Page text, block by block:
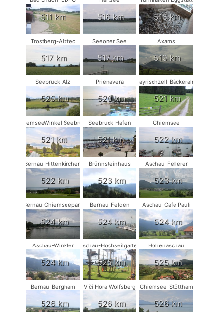
511 km 516 km 516 km
Trostberg-Alztec
517 km
Seeoner See
517 km
Axams
519 km
Seebruck-Alz
520 km
Prienavera
520 km
Bayrischzell-Bäckeralm
521 km
ChiemseeWinkel Seebruck
521 km
Seebruck-Hafen
521 km
Chiemsee
522 km
Bernau-Hittenkirchen
522 km
Brünnsteinhaus
523 km
Aschau-Fellerer
523 km
Bernau-Chiemseepark
524 km
Bernau-Felden
524 km
Aschau-Cafe Pauli
524 km
Aschau-Winkler
524 km
Aschau-Hochseilgarten
525 km
Hohenaschau
525 km
Bernau-Bergham
526 km
Vlčí Hora-Wolfsberg
526 km
Chiemsee-Stöttham
526 km